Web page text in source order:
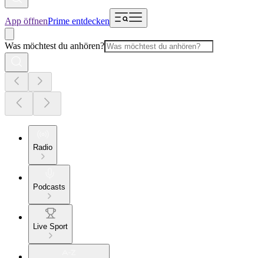
App öffnenPrime entdecken
Was möchtest du anhören?
Radio
Podcasts
Live Sport